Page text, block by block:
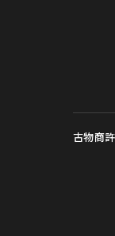
古物商